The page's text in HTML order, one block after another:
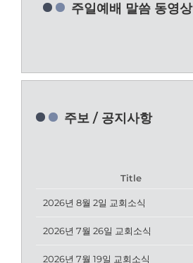
주일예배 말씀 동영상
주보 / 공지사항
Title
2026년 8월 2일 교회소식
2026년 7월 26일 교회소식
2026년 7월 19일 교회소식